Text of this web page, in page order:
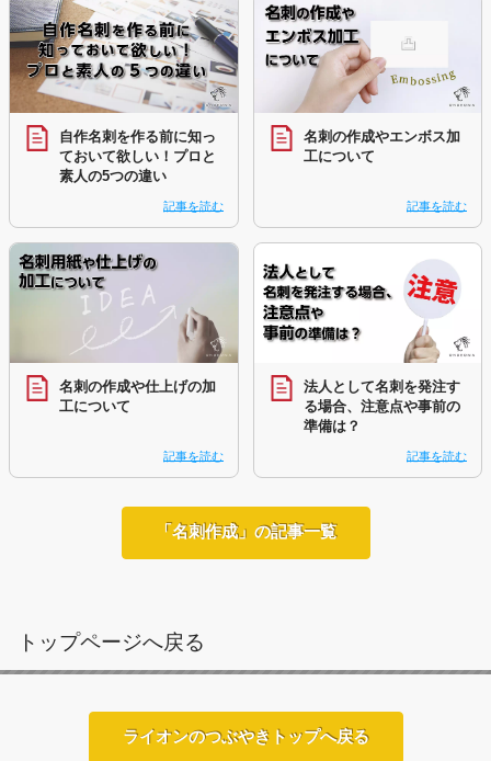
自作名刺を作る前に知っ
ておいて欲しい！プロと
素人の5つの違い
記事を読む
名刺の作成やエンボス加
工について
記事を読む
名刺の作成や仕上げの加
工について
記事を読む
法人として名刺を発注す
る場合、注意点や事前の
準備は？
記事を読む
「名刺作成」の記事一覧
トップページへ戻る
ライオンのつぶやきトップへ戻る